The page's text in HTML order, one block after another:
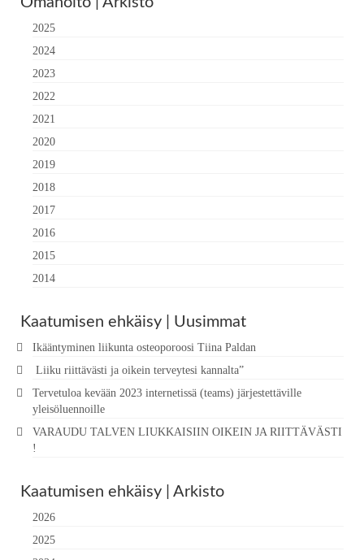
2025
2024
2023
2022
2021
2020
2019
2018
2017
2016
2015
2014
Kaatumisen ehkäisy | Uusimmat
Ikääntyminen liikunta osteoporoosi Tiina Paldan
Liiku riittävästi ja oikein terveytesi kannalta”
Tervetuloa kevään 2023 internetissä (teams) järjestettäville
yleisöluennoille
VARAUDU TALVEN LIUKKAISIIN OIKEIN JA RIITTÄVÄSTI
!
Kaatumisen ehkäisy | Arkisto
2026
2025